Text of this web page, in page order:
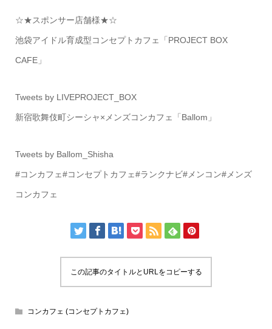
☆★スポンサー店舗様★☆
池袋アイドル育成型コンセプトカフェ「PROJECT BOX
CAFE」
Tweets by LIVEPROJECT_BOX
新宿歌舞伎町シーシャ×メンズコンカフェ「Ballom」
Tweets by Ballom_Shisha
#コンカフェ#コンセプトカフェ#ランクナビ#メンコン#メンズ
コンカフェ
この記事のタイトルとURLをコピーする
コンカフェ (コンセプトカフェ)